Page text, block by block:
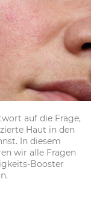
auf die Frage,
Haut in den
In diesem
wir alle Fragen
Booster